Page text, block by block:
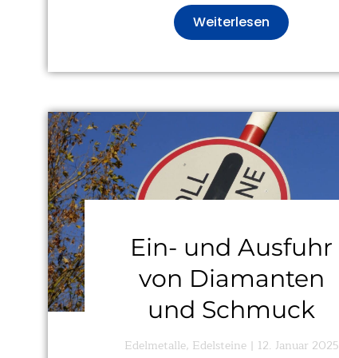
Weiterlesen
Ein- und Ausfuhr
von Diamanten
und Schmuck
Edelmetalle, Edelsteine 12. Januar 2025